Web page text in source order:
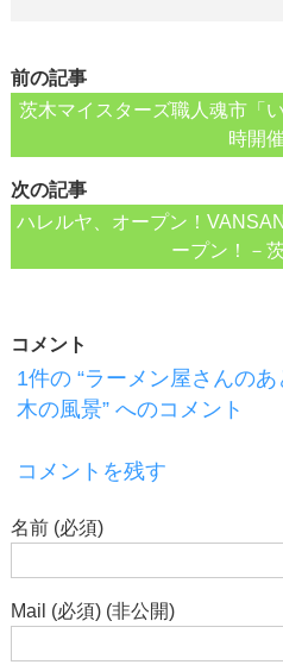
前の記事
茨木マイスターズ職人魂市「
時開催
次の記事
ハレルヤ、オープン！
ープン！－
コメント
1件の “ラーメン屋さんの
木の風景” へのコメント
コメントを残す
名前 (必須)
Mail (必須) (非公開)